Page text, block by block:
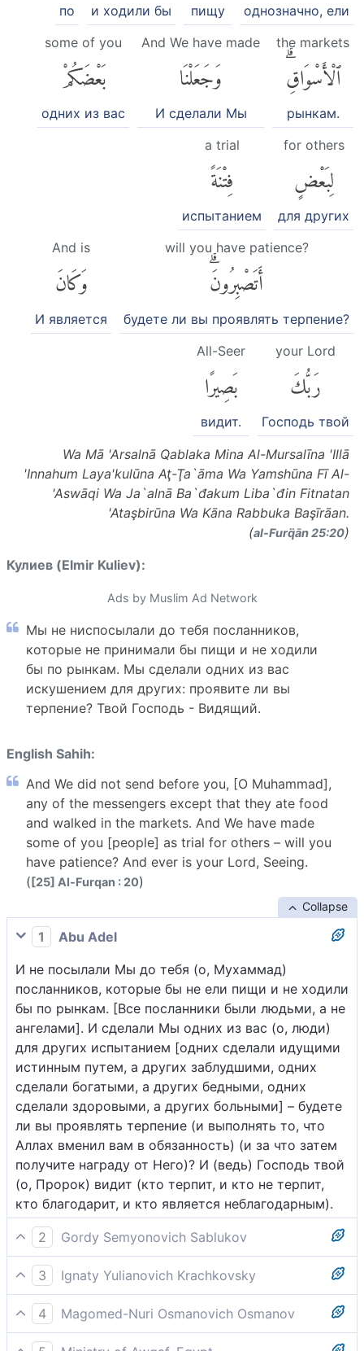
однозначно, ели
пищу
и ходили бы
по
the markets
ٱلْأَسْوَاقِۗ
рынкам.
And We have made
وَجَعَلْنَا
И сделали Мы
some of you
بَعْضَكُمْ
одних из вас
for others
لِبَعْضٍ
для других
a trial
فِتْنَةً
испытанием
will you have patience?
أَتَصْبِرُونَۗ
будете ли вы проявлять терпение?
And is
وَكَانَ
И является
your Lord
رَبُّكَ
Господь твой
All-Seer
بَصِيرًا
видит.
Wa Mā 'Arsalnā Qablaka Mina Al-Mursalīna 'Illā
'Innahum Laya'kulūna Aţ-Ţa`āma Wa Yamshūna Fī Al-
'Aswāqi Wa Ja`alnā Ba`đakum Liba`đin Fitnatan
'Ataşbirūna Wa Kāna Rabbuka Başīrāan.
(al-Furq̈ān 25:20)
Кулиев (Elmir Kuliev):
Ads by Muslim Ad Network
Мы не ниспосылали до тебя посланников,
которые не принимали бы пищи и не ходили
бы по рынкам. Мы сделали одних из вас
искушением для других: проявите ли вы
терпение? Твой Господь - Видящий.
English Sahih:
And We did not send before you, [O Muhammad],
any of the messengers except that they ate food
and walked in the markets. And We have made
some of you [people] as trial for others – will you
have patience? And ever is your Lord, Seeing.
([25] Al-Furqan : 20)
Collapse
1
Abu Adel
И не посылали Мы до тебя (о, Мухаммад)
посланников, которые бы не ели пищи и не ходили
бы по рынкам. [Все посланники были людьми, а не
ангелами]. И сделали Мы одних из вас (о, люди)
для других испытанием [одних сделали идущими
истинным путем, а других заблудшими, одних
сделали богатыми, а других бедными, одних
сделали здоровыми, а других больными] – будете
ли вы проявлять терпение (и выполнять то, что
Аллах вменил вам в обязанность) (и за что затем
получите награду от Него)? И (ведь) Господь твой
(о, Пророк) видит (кто терпит, и кто не терпит,
кто благодарит, и кто является неблагодарным).
2
Gordy Semyonovich Sablukov
Посланники, каких посылали Мы прежде тебя, ели
пищу, ходили по рынкам; одних из вас Мы делали
для других испытанием, стойки ли вы. Господь
твой видит всё.
3
Ignaty Yulianovich Krachkovsky
И до тебя Мы не посылали посланников, которые
бы не ели пищи и не ходили по рынкам. И
некоторых из вас Мы сделали для других
4
Magomed-Nuri Osmanovich Osmanov
Мы не посылали до тебя посланников, которые не